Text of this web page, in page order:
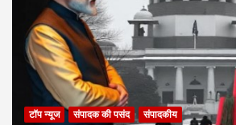
टॉप न्यूज संपादक की पसंद संपादकीय